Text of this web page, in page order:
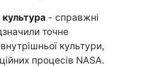
- справжні
точне
культури,
процесів NASA.